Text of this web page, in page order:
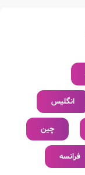
انگلیس
چین
فرانسه